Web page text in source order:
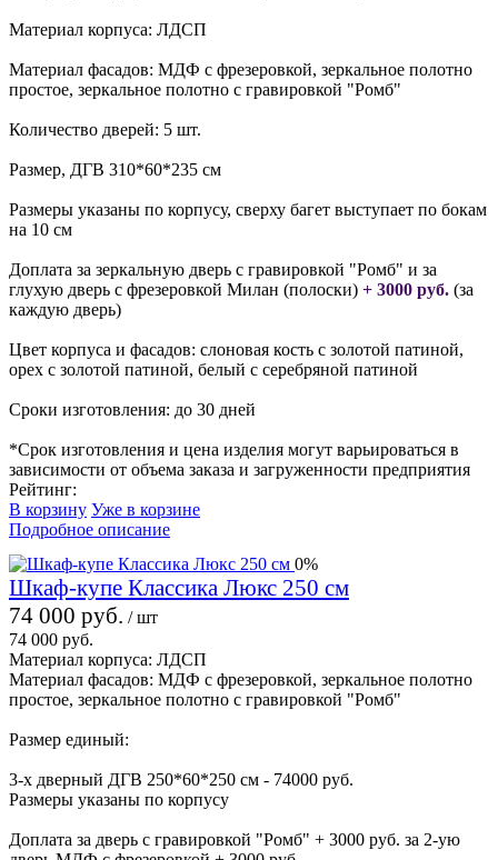
Материал корпуса: ЛДСП
Материал фасадов: МДФ с фрезеровкой, зеркальное полотно
простое, зеркальное полотно с гравировкой "Ромб"
Количество дверей: 5 шт.
Размер, ДГВ 310*60*235 см
Размеры указаны по корпусу, сверху багет выступает по бокам
на 10 см
Доплата за зеркальную дверь с гравировкой "Ромб" и за
глухую дверь с фрезеровкой Милан (полоски) + 3000 руб. (за
каждую дверь)
Цвет корпуса и фасадов: слоновая кость с золотой патиной,
орех с золотой патиной, белый с серебряной патиной
Сроки изготовления: до 30 дней
*Срок изготовления и цена изделия могут варьироваться в
зависимости от объема заказа и загруженности предприятия
Рейтинг:
В корзину Уже в корзине
Подробное описание
0%
Шкаф-купе Классика Люкс 250 см
74 000 руб. / шт
74 000 руб.
Материал корпуса: ЛДСП
Материал фасадов: МДФ с фрезеровкой, зеркальное полотно
простое, зеркальное полотно с гравировкой "Ромб"
Размер единый:
3-х дверный ДГВ 250*60*250 см - 74000 руб.
Размеры указаны по корпусу
Доплата за дверь с гравировкой "Ромб" + 3000 руб. за 2-ую